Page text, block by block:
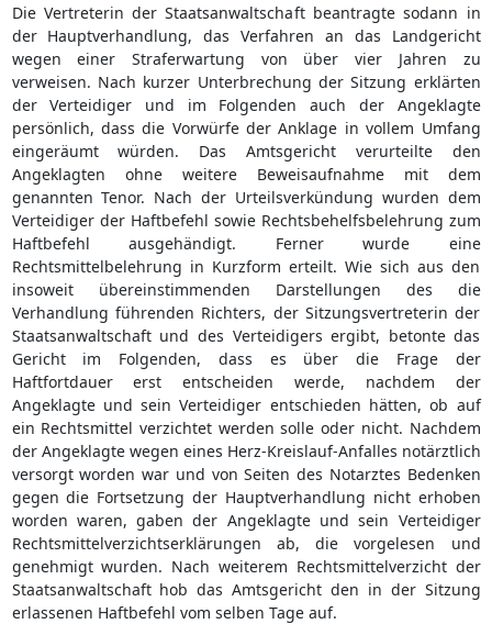
Die Vertreterin der Staatsanwaltschaft beantragte sodann in
der Hauptverhandlung, das Verfahren an das Landgericht
wegen einer Straferwartung von über vier Jahren zu
verweisen. Nach kurzer Unterbrechung der Sitzung erklärten
der Verteidiger und im Folgenden auch der Angeklagte
persönlich, dass die Vorwürfe der Anklage in vollem Umfang
eingeräumt würden. Das Amtsgericht verurteilte den
Angeklagten ohne weitere Beweisaufnahme mit dem
genannten Tenor. Nach der Urteilsverkündung wurden dem
Verteidiger der Haftbefehl sowie Rechtsbehelfsbelehrung zum
Haftbefehl ausgehändigt. Ferner wurde eine
Rechtsmittelbelehrung in Kurzform erteilt. Wie sich aus den
insoweit übereinstimmenden Darstellungen des die
Verhandlung führenden Richters, der Sitzungsvertreterin der
Staatsanwaltschaft und des Verteidigers ergibt, betonte das
Gericht im Folgenden, dass es über die Frage der
Haftfortdauer erst entscheiden werde, nachdem der
Angeklagte und sein Verteidiger entschieden hätten, ob auf
ein Rechtsmittel verzichtet werden solle oder nicht. Nachdem
der Angeklagte wegen eines Herz-Kreislauf-Anfalles notärztlich
versorgt worden war und von Seiten des Notarztes Bedenken
gegen die Fortsetzung der Hauptverhandlung nicht erhoben
worden waren, gaben der Angeklagte und sein Verteidiger
Rechtsmittelverzichtserklärungen ab, die vorgelesen und
genehmigt wurden. Nach weiterem Rechtsmittelverzicht der
Staatsanwaltschaft hob das Amtsgericht den in der Sitzung
erlassenen Haftbefehl vom selben Tage auf.